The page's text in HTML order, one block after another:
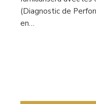
(Diagnostic de
en…